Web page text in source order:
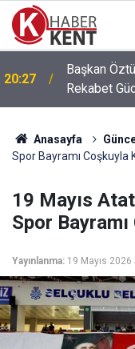
20:27
Başkan
Rekabet
Anasayfa
Spor Bayramı Coşkuyla
19 Mayıs
Spor
Yayınlanma: 19 Mayıs 2026